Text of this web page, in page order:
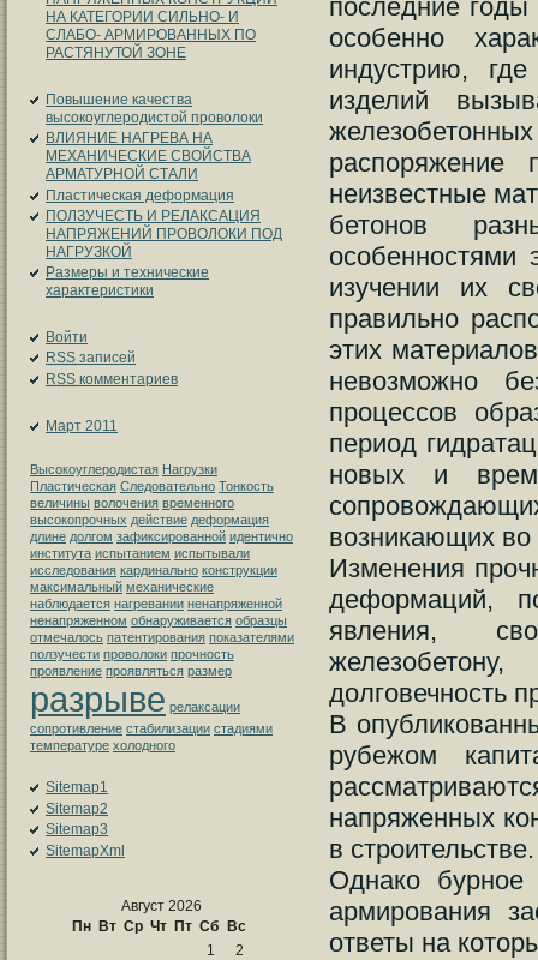
НА КАТЕГОРИИ СИЛЬНО- И
СЛАБО- АРМИРОВАННЫХ ПО
РАСТЯНУТОЙ ЗОНЕ
Повышение качества
высокоуглеродистой проволоки
ВЛИЯНИЕ НАГРЕВА НА
МЕХАНИЧЕСКИЕ СВОЙСТВА
АРМАТУРНОЙ СТАЛИ
Пластическая деформация
ПОЛЗУЧЕСТЬ И РЕЛАКСАЦИЯ
НАПРЯЖЕНИЙ ПРОВОЛОКИ ПОД
НАГРУЗКОЙ
Размеры и технические
характеристики
Войти
RSS записей
RSS комментариев
Март 2011
Высокоуглеродистая Нагрузки
Пластическая Следовательно Тонкость
величины волочения временного
высокопрочных действие деформация
длине долгом зафиксированной идентично
института испытанием испытывали
исследования кардинально конструкции
максимальный механические
наблюдается нагревании ненапряженной
ненапряженном обнаруживается образцы
отмечалось патентирования показателями
ползучести проволоки прочность
проявление проявляться размер
разрыве релаксации
сопротивление стабилизации стадиями
температуре холодного
Sitemap1
Sitemap2
Sitemap3
SitemapXml
Август 2026
Пн Вт Ср Чт Пт Сб Вс
1
2
последние годы
особенно
индустрию,
изделий
распоряжение
неизвестные
бетонов
особенностями
изучении их
правильно
этих
невозможно
процессов
период
новых и
возникающих во
Изменения
деформаций,
явления,
долговечность
В
рубежом
напряженных
в строительстве.
Однако бурное
армирования
ответы на